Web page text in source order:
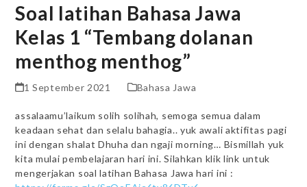
Soal latihan Bahasa Jawa
Kelas 1 “Tembang dolanan
menthog menthog”
1 September 2021 Bahasa Jawa
assalaamu’laikum solih solihah, semoga semua dalam
keadaan sehat dan selalu bahagia.. yuk awali aktifitas pagi
ini dengan shalat Dhuha dan ngaji morning… Bismillah yuk
kita mulai pembelajaran hari ini. Silahkan klik link untuk
mengerjakan soal latihan Bahasa Jawa hari ini :